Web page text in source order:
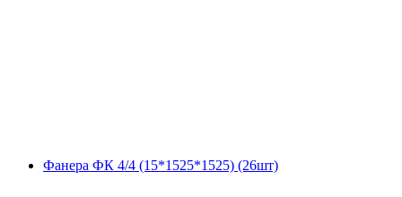
Фанера ФК 4/4 (15*1525*1525) (26шт)